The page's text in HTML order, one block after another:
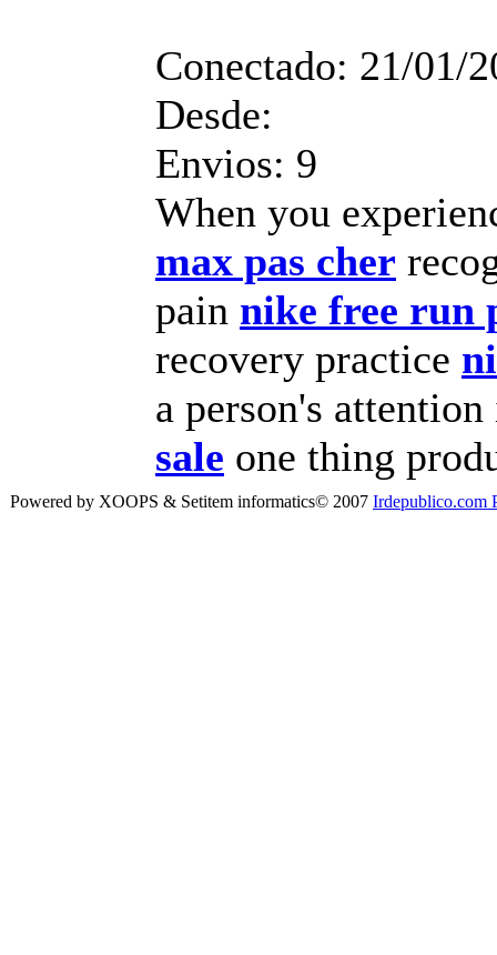
Conectado: 21/01/
Desde:
Envios: 9
When you
max pas cher
pain nike free run
recovery practice
a person's
sale one thing
Powered by XOOPS & Setitem informatics© 2007 Irdepublico.com